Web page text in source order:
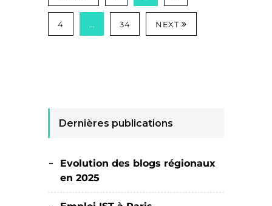
4 … 34 NEXT
Dernières publications
Evolution des blogs régionaux
en 2025